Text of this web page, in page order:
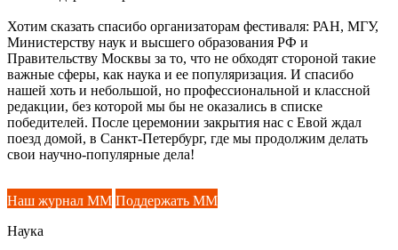
Хотим сказать спасибо организаторам фестиваля: РАН, МГУ,
Министерству наук и высшего образования РФ и
Правительству Москвы за то, что не обходят стороной такие
важные сферы, как наука и ее популяризация. И спасибо
нашей хоть и небольшой, но профессиональной и классной
редакции, без которой мы бы не оказались в списке
победителей. После церемонии закрытия нас с Евой ждал
поезд домой, в Санкт-Петербург, где мы продолжим делать
свои научно-популярные дела!
Наш журнал ММ Поддержать ММ
Наука